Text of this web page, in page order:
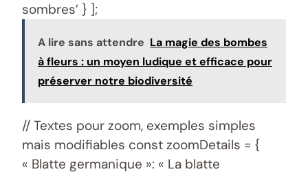
sombres’ } ];
A lire sans attendre La magie des bombes
à fleurs : un moyen ludique et efficace pour
préserver notre biodiversité
// Textes pour zoom, exemples simples
mais modifiables const zoomDetails = {
« Blatte germanique »: « La blatte